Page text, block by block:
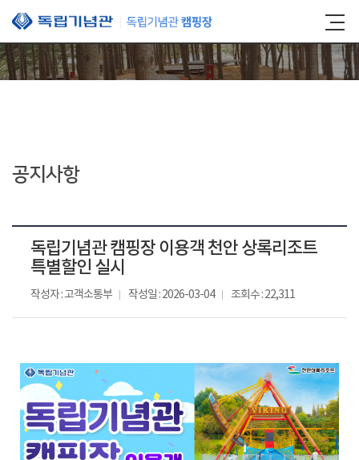
본문 바로가기
공지사항
독립기념관 캠핑장 이용객 천안 상록리조트
특별할인 실시
작성자 : 고객소통부 작성일 : 2026-03-04 조회수 : 22,311